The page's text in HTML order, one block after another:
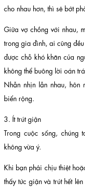
cho nhau hơn, thì sẽ bớt
Giữa vợ chồng với nhau,
trong gia đình, ai cũng
được chỗ khó khăn của
không thể buông lời oán
Nhẫn nhịn lẫn nhau,
biển rộng.
3. Ít trút giận
Trong cuộc sống, chúng
không vừa ý.
Khi bạn phải chịu thiệt
thấy tức giận và trút hết